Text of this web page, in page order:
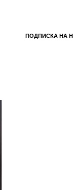
ПОДПИСКА НА